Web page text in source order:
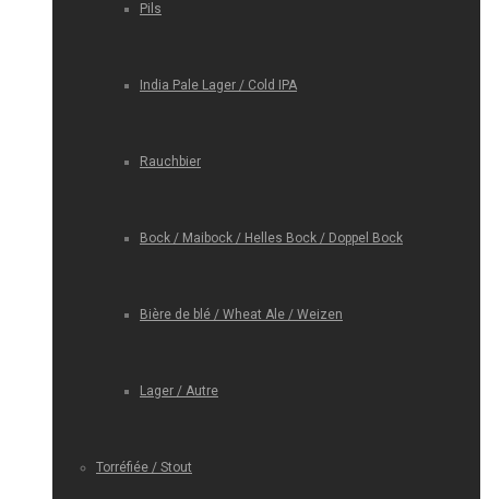
Pils
India Pale Lager / Cold IPA
Rauchbier
Bock / Maibock / Helles Bock / Doppel Bock
Bière de blé / Wheat Ale / Weizen
Lager / Autre
Torréfiée / Stout